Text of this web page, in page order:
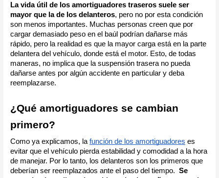
La vida útil de los amortiguadores traseros suele ser
mayor que la de los delanteros, pero no por esta condición
son menos importantes. Muchas personas creen que por
cargar demasiado peso en el baúl podrían dañarse más
rápido, pero la realidad es que la mayor carga está en la parte
delantera del vehículo, donde está el motor. Esto, de todas
maneras, no implica que la suspensión trasera no pueda
dañarse antes por algún accidente en particular y deba
reemplazarse.
¿Qué amortiguadores se cambian
primero?
Como ya explicamos, lafunción de los amortiguadores es
evitar que el vehículo pierda estabilidad y comodidad a la hora
de manejar. Por lo tanto, los delanteros son los primeros que
deberían ser reemplazados ante el paso del tiempo.Se